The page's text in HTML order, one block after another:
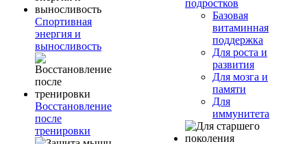
Спортивная
энергия и
выносливость
Восстановление
после
тренировки
подростков
Базовая
витаминная
поддержка
Для роста и
развития
Для мозга и
памяти
Для
иммунитета